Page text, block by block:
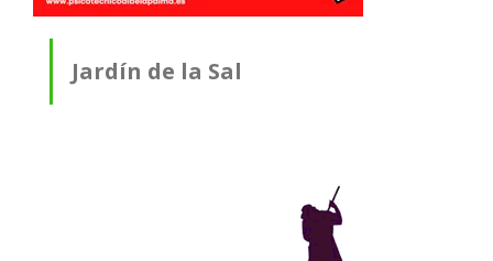
Jardín de la Sal